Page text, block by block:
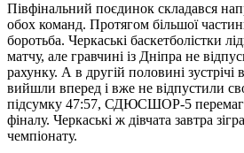
Півфінальний поєдинок складався
обох команд. Протягом більшої
боротьба. Черкаські баскетболістки
матчу, але гравчині із Дніпра не
рахунку. А в другій половині зустрічі
вийшли вперед і вже не відпустили
підсумку 47:57, СДЮСШОР-5
фіналу. Черкаські ж дівчата завтра
чемпіонату.